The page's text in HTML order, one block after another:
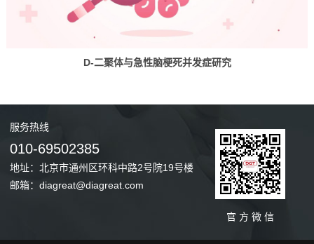
D-二聚体与急性脑梗死并发症研究
服务热线
010-69502385
地址：北京市通州区环科中路2号院19号楼
邮箱：diagreat@diagreat.com
官 方 微 信